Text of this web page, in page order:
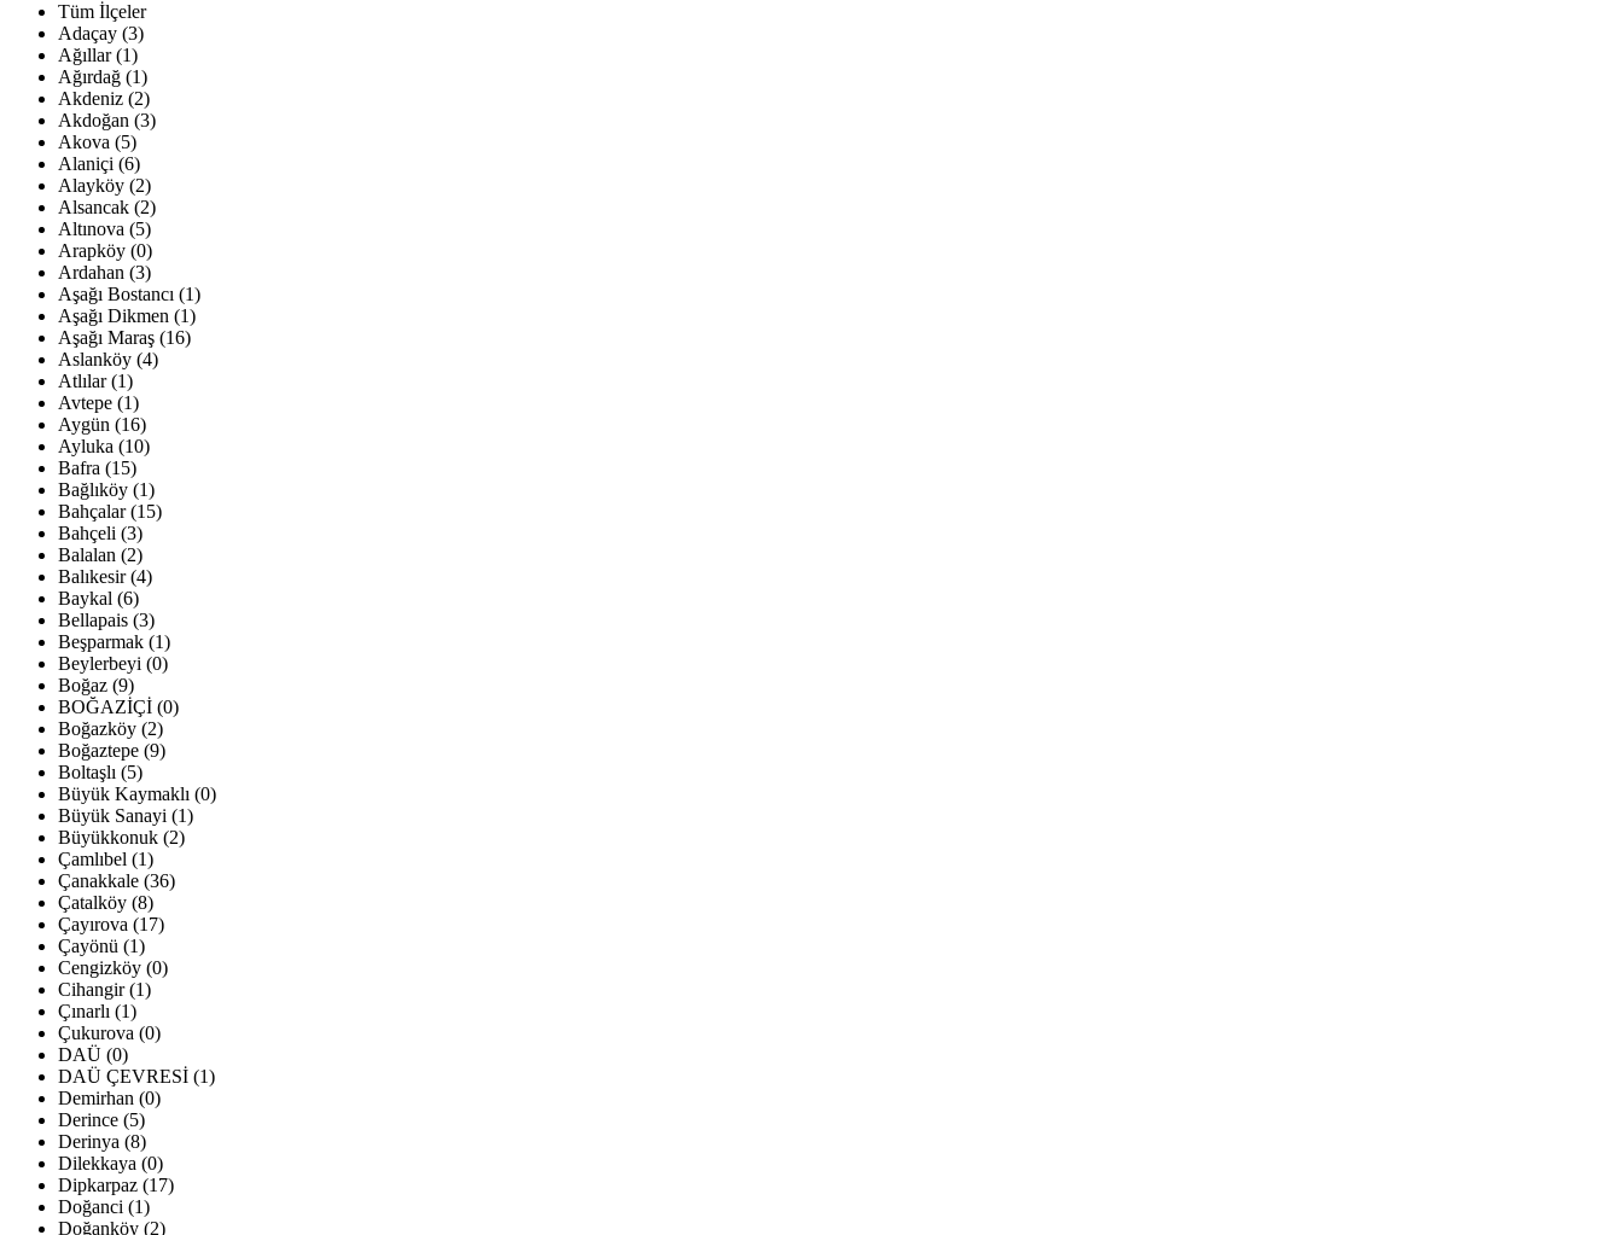
Tüm İlçeler
Adaçay (3)
Ağıllar (1)
Ağırdağ (1)
Akdeniz (2)
Akdoğan (3)
Akova (5)
Alaniçi (6)
Alayköy (2)
Alsancak (2)
Altınova (5)
Arapköy (0)
Ardahan (3)
Aşağı Bostancı (1)
Aşağı Dikmen (1)
Aşağı Maraş (16)
Aslanköy (4)
Atlılar (1)
Avtepe (1)
Aygün (16)
Ayluka (10)
Bafra (15)
Bağlıköy (1)
Bahçalar (15)
Bahçeli (3)
Balalan (2)
Balıkesir (4)
Baykal (6)
Bellapais (3)
Beşparmak (1)
Beylerbeyi (0)
Boğaz (9)
BOĞAZİÇİ (0)
Boğazköy (2)
Boğaztepe (9)
Boltaşlı (5)
Büyük Kaymaklı (0)
Büyük Sanayi (1)
Büyükkonuk (2)
Çamlıbel (1)
Çanakkale (36)
Çatalköy (8)
Çayırova (17)
Çayönü (1)
Cengizköy (0)
Cihangir (1)
Çınarlı (1)
Çukurova (0)
DAÜ (0)
DAÜ ÇEVRESİ (1)
Demirhan (0)
Derince (5)
Derinya (8)
Dilekkaya (0)
Dipkarpaz (17)
Doğanci (1)
Doğanköy (2)